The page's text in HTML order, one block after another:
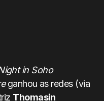
in Soho
ganhou as redes (via
Thomasin